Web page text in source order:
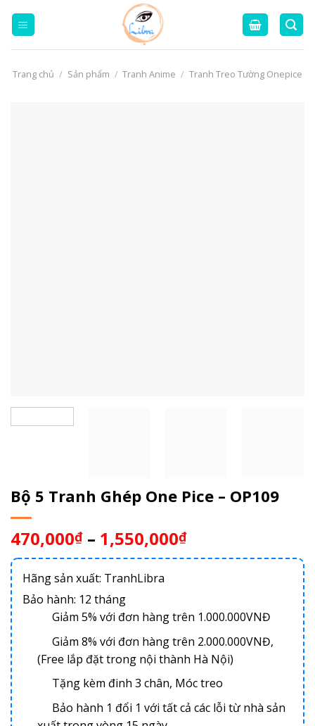
Trang chủ / Sản phẩm / Tranh Anime / Tranh Treo Tường Onepice
Bộ 5 Tranh Ghép One Pice – OP109
470,000₫ – 1,550,000₫
Hãng sản xuất: TranhLibra
Bảo hành: 12 tháng
Giảm 5% với đơn hàng trên 1.000.000VNĐ
Giảm 8% với đơn hàng trên 2.000.000VNĐ,
(Free lắp đặt trong nội thành Hà Nội)
Tặng kèm đinh 3 chân, Móc treo
Bảo hành 1 đổi 1 với tất cả các lỗi từ nhà sản